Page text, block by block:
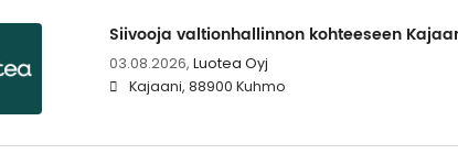
Siivooja valtionhallinnon kohteeseen
03.08.2026, Luotea Oyj
Kajaani, 88900 Kuhmo